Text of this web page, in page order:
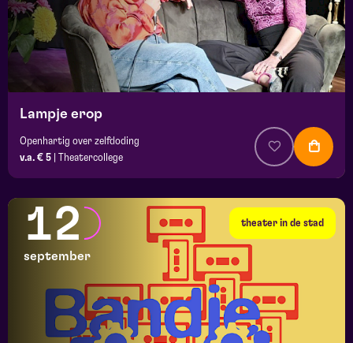
Lampje erop
Openhartig over zelfdoding
v.a. € 5
Theatercollege
theater in de stad
12
september